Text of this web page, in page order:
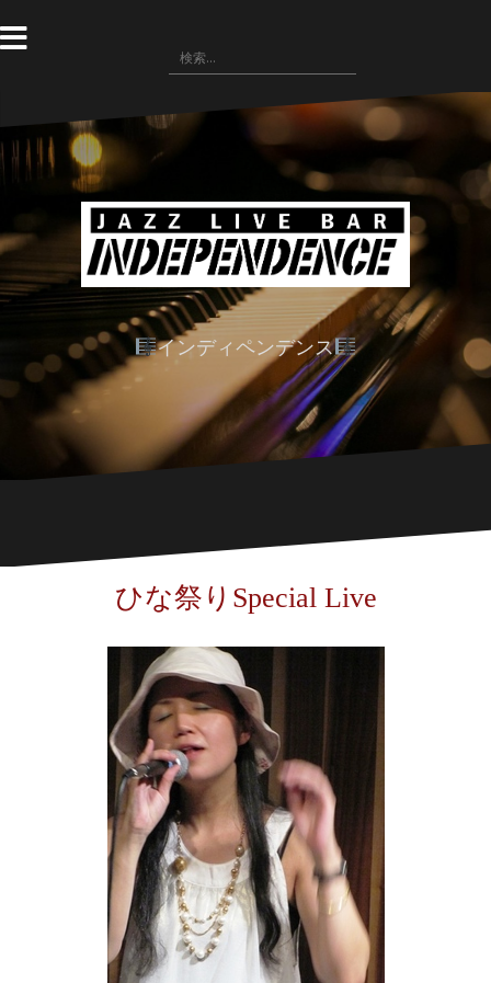
ン
テ
へ
ス
検
索:
インディペンデンス
ひな祭りSpecial Live